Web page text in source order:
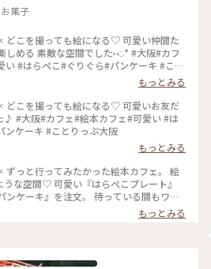
菓子
どこを撮っても絵になる♡ 可愛い仲間た
しめる 素敵な空間でした⑅︎◡̈︎* #大阪#カフ
い #はらぺこ#ぐりぐら#パンケーキ #こと
もっとみる
どこを撮っても絵になる♡ 可愛いお友だ
♪ #大阪#カフェ#絵本カフェ#可愛い #は
ンケーキ #ことりっぷ大阪
もっとみる
ずっと行ってみたかった絵本カフェ。 絵
な空間♡ 可愛い『はらぺこプレート』
ンケーキ』を注文。 待っている間もワク
♪ どうしたら上手に撮れるかな〜 そんな
しのひと時でした(*´˘`*) #大阪#カフェ#絵
もっとみる